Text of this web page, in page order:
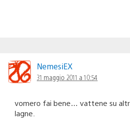
NemesiEX
31 maggio 2011 a 10:54
vomero fai bene… vattene su
lagne.